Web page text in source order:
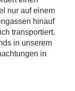
nur auf einem
hinauf
transportiert.
in unserem
in